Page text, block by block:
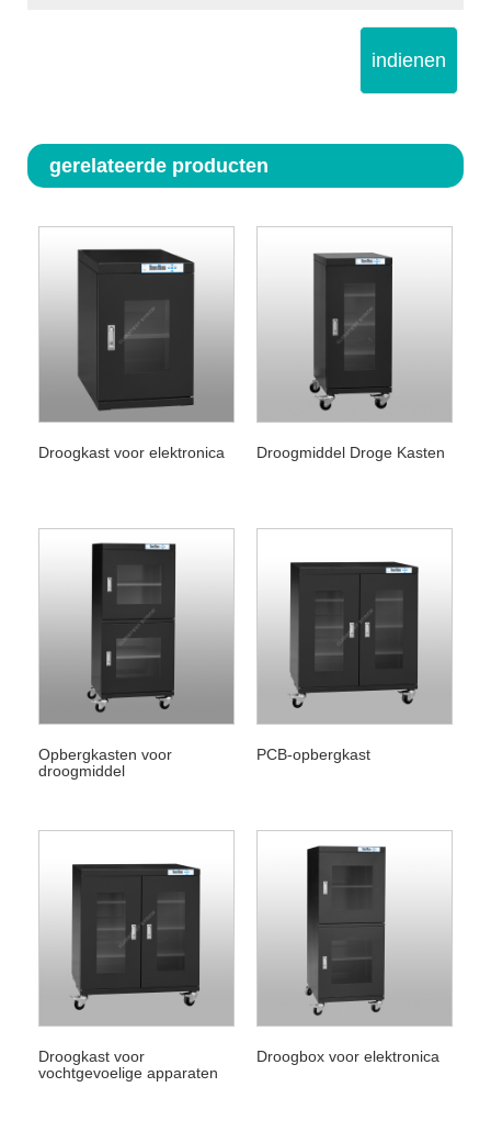
indienen
gerelateerde producten
Droogkast voor elektronica Droogmiddel Droge Kasten
Opbergkasten voor
droogmiddel
PCB-opbergkast
Droogkast voor
vochtgevoelige apparaten
Droogbox voor elektronica